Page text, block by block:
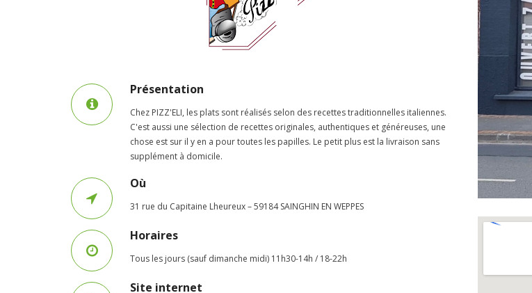
Présentation
Chez PIZZ'ELI, les plats sont réalisés selon des recettes traditionnelles italiennes.
C'est aussi une sélection de recettes originales, authentiques et généreuses, une
chose est sur il y en a pour toutes les papilles. Le petit plus est la livraison sans
supplément à domicile.
Où
31 rue du Capitaine Lheureux – 59184 SAINGHIN EN WEPPES
Horaires
Tous les jours (sauf dimanche midi) 11h30-14h / 18-22h
Site internet